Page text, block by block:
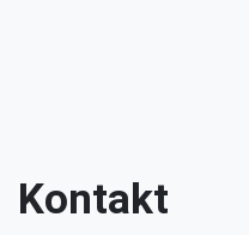
Kontakt